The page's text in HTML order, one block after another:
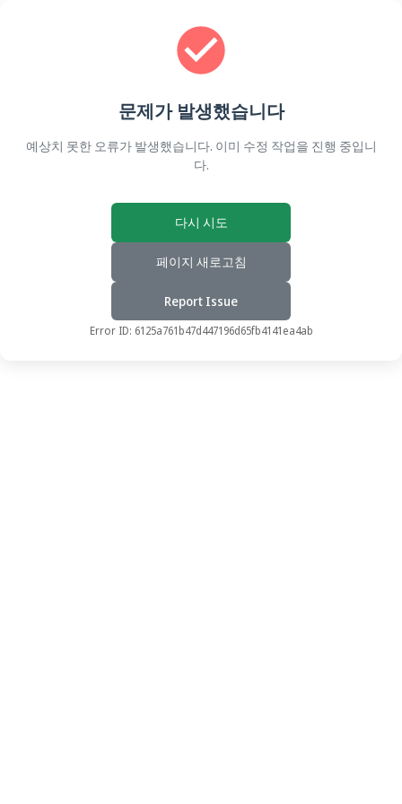
문제가 발생했습니다
예상치 못한 오류가 발생했습니다. 이미 수정 작업을 진행 중입니
다.
다시 시도
페이지 새로고침
Report Issue
Error ID: 6125a761b47d447196d65fb4141ea4ab